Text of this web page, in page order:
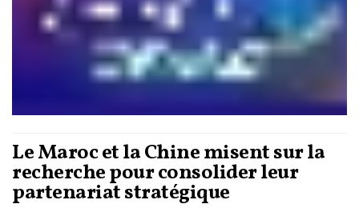
Le Maroc et la Chine misent sur la
recherche pour consolider leur
partenariat stratégique